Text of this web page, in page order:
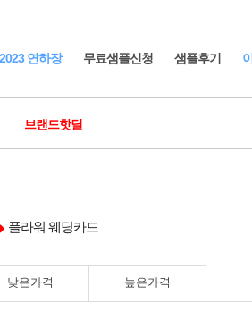
2023 연하장 무료샘플신청 샘플후기
브랜드핫딜
플라워 웨딩카드
낮은가격 높은가격
기업행사
축하카드